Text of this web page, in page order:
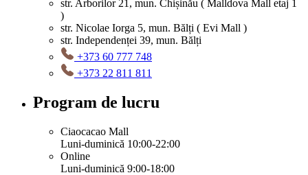
str. Arborilor 21, mun. Chișinău ( Malldova Mall etaj 1
)
str. Nicolae Iorga 5, mun. Bălți ( Evi Mall )
str. Independenței 39, mun. Bălți
+373 60 777 748
+373 22 811 811
Program de lucru
Ciaocacao Mall
Luni-duminică 10:00-22:00
Online
Luni-duminică 9:00-18:00